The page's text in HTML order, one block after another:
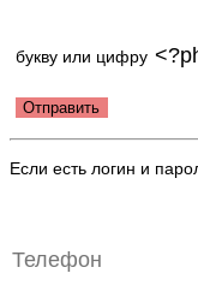
букву или цифру
Отправить
Если есть логин и